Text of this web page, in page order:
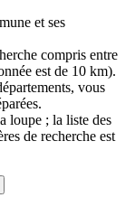
et ses
compris entre
est de 10 km).
vous
loupe ; la liste des
de recherche est